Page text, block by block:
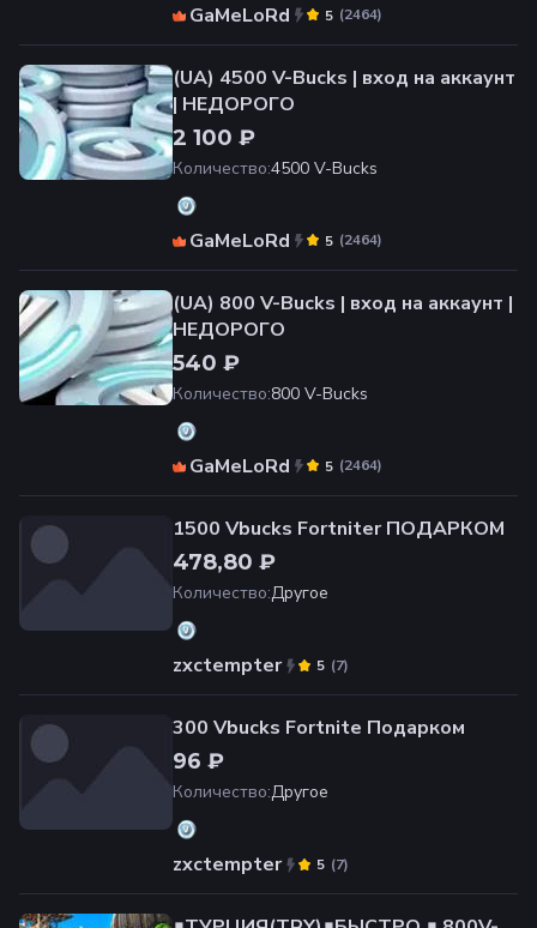
GaMeLoRd (2464)
5
(UA) 4500 V-Bucks | вход на аккаунт
| НЕДОРОГО
2 100 ₽
Количество:4500 V-Bucks
GaMeLoRd (2464)
5
(UA) 800 V-Bucks | вход на аккаунт |
НЕДОРОГО
540 ₽
Количество:800 V-Bucks
GaMeLoRd (2464)
5
1500 Vbucks Fortniter ПОДАРКОМ
478,80 ₽
Количество:Другое
zxctempter (7)
5
300 Vbucks Fortnite Подарком
96 ₽
Количество:Другое
zxctempter (7)
5